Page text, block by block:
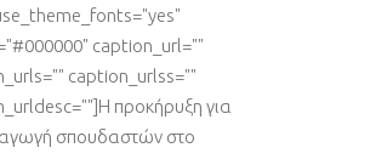
caption_url=""
caption_urlss=""
προκήρυξη για
σπουδαστών στο